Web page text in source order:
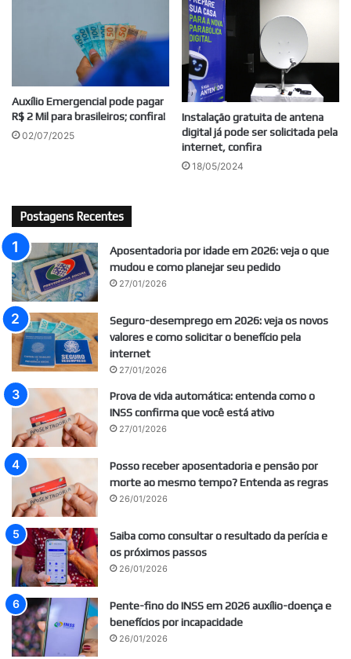
Auxílio Emergencial pode pagar
R$ 2 Mil para brasileiros; confira!
02/07/2025
Instalação gratuita de antena
digital já pode ser solicitada pela
internet, confira
18/05/2024
Postagens Recentes
Aposentadoria por idade em 2026: veja o que
mudou e como planejar seu pedido
27/01/2026
Seguro-desemprego em 2026: veja os novos
valores e como solicitar o benefício pela
internet
27/01/2026
Prova de vida automática: entenda como o
INSS confirma que você está ativo
27/01/2026
Posso receber aposentadoria e pensão por
morte ao mesmo tempo? Entenda as regras
26/01/2026
Saiba como consultar o resultado da perícia e
os próximos passos
26/01/2026
Pente-fino do INSS em 2026 auxílio-doença e
benefícios por incapacidade
26/01/2026